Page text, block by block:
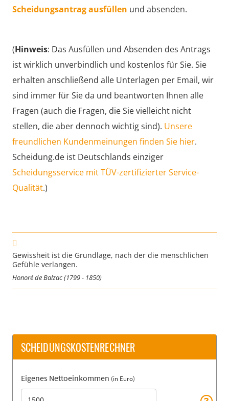
Scheidungsantrag ausfüllen und absenden.
(Hinweis: Das Ausfüllen und Absenden des Antrags
ist wirklich unverbindlich und kostenlos für Sie. Sie
erhalten anschließend alle Unterlagen per Email, wir
sind immer für Sie da und beantworten Ihnen alle
Fragen (auch die Fragen, die Sie vielleicht nicht
stellen, die aber dennoch wichtig sind). Unsere
freundlichen Kundenmeinungen finden Sie hier.
Scheidung.de ist Deutschlands einziger
Scheidungsservice mit TÜV-zertifizierter Service-
Qualität.)
Gewissheit ist die Grundlage, nach der die menschlichen
Gefühle verlangen.
Honoré de Balzac (1799 - 1850)
SCHEIDUNGSKOSTENRECHNER
Eigenes Nettoeinkommen (in Euro)